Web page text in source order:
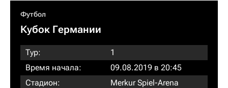
Футбол
Кубок Германии
Тур:
1
Время начала:
09.08.2019 в 20:45
Стадион:
Merkur Spiel-Arena